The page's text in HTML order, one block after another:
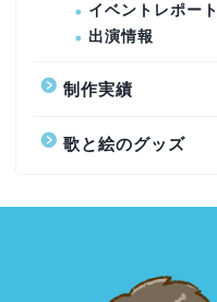
イベントレポート
出演情報
制作実績
歌と絵のグッズ